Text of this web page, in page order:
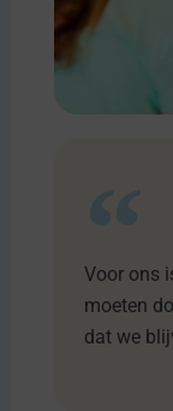
Voor ons
moeten
dat we